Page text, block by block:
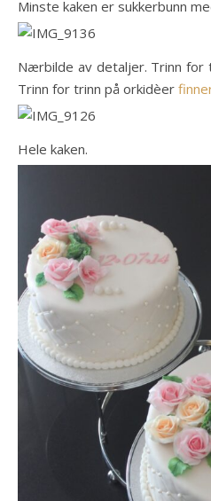
Minste kaken er sukkerbunn
Nærbilde av detaljer. Trinn
Trinn for trinn på orkidèer
Hele kaken.